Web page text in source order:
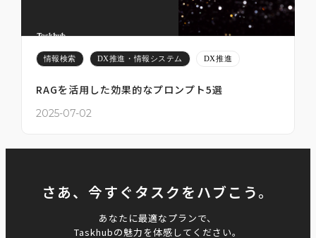
情報検索 DX推進・情報システム DX推進
RAGを活用した効果的なプロンプト5選
2025-07-02
さあ、今すぐタスクをハブこう。
あなたに最適なプランで、
Taskhubの魅力を体感してください。